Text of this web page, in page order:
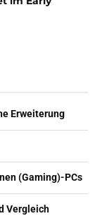
Erweiterung
(Gaming)-PCs
Vergleich